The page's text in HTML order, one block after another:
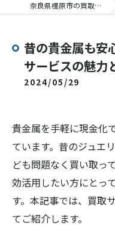
奈良県橿原市の買取なら買取大吉 大和八木店
昔の貴金属も安
サービスの魅力
2024/05/29
貴金属を手軽に現金化
ています。昔のジュエ
ども問題なく買い取っ
効活用したい方にとっ
す。本記事では、買取
てご紹介します。